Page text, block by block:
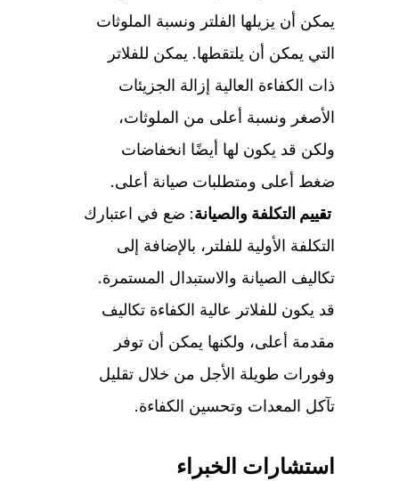
يمكن أن يزيلها الفلتر ونسبة الملوثات
التي يمكن أن يلتقطها. يمكن للفلاتر
ذات الكفاءة العالية إزالة الجزيئات
الأصغر ونسبة أعلى من الملوثات،
ولكن قد يكون لها أيضًا انخفاضات
ضغط أعلى ومتطلبات صيانة أعلى.
تقييم التكلفة والصيانة: ضع في اعتبارك
التكلفة الأولية للفلتر، بالإضافة إلى
تكاليف الصيانة والاستبدال المستمرة.
قد يكون للفلاتر عالية الكفاءة تكاليف
مقدمة أعلى، ولكنها يمكن أن توفر
وفورات طويلة الأجل من خلال تقليل
تآكل المعدات وتحسين الكفاءة.
استشارات الخبراء